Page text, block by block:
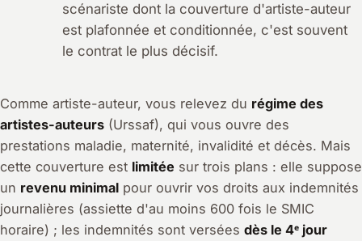
scénariste dont la couverture d'artiste-auteur
est plafonnée et conditionnée, c'est souvent
le contrat le plus décisif.
Comme artiste-auteur, vous relevez du régime des
artistes-auteurs (Urssaf), qui vous ouvre des
prestations maladie, maternité, invalidité et décès. Mais
cette couverture est limitée sur trois plans : elle suppose
un revenu minimal pour ouvrir vos droits aux indemnités
journalières (assiette d'au moins 600 fois le SMIC
horaire) ; les indemnités sont versées dès le 4ᵉ jour